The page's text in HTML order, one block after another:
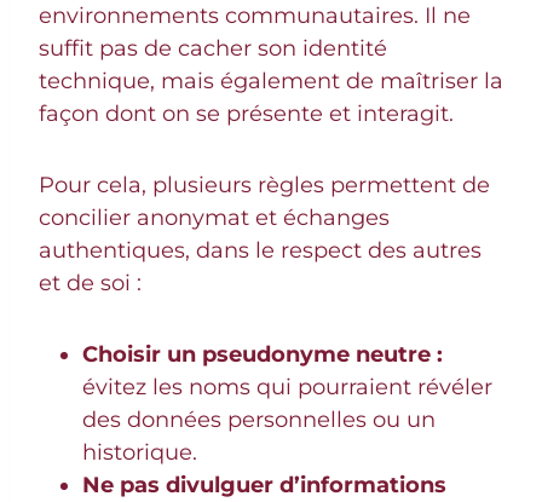
environnements communautaires. Il ne
suffit pas de cacher son identité
technique, mais également de maîtriser la
façon dont on se présente et interagit.
Pour cela, plusieurs règles permettent de
concilier anonymat et échanges
authentiques, dans le respect des autres
et de soi :
Choisir un pseudonyme neutre :
évitez les noms qui pourraient révéler
des données personnelles ou un
historique.
Ne pas divulguer d’informations